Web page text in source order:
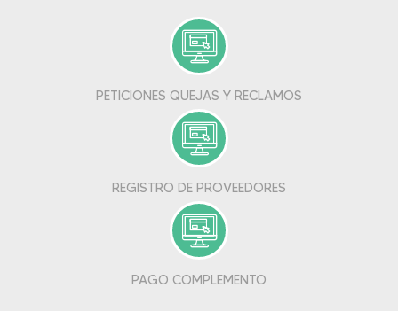
PETICIONES QUEJAS Y RECLAMOS
REGISTRO DE PROVEEDORES
PAGO COMPLEMENTO